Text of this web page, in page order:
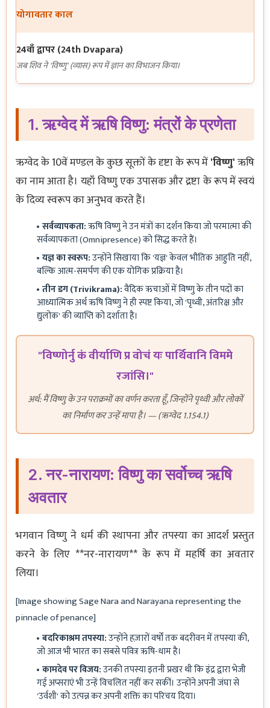
योगावतार काल
24वाँ द्वापर (24th Dvapara)
जब शिव ने 'विष्णु' (व्यास) रूप में ज्ञान का विभाजन किया।
1. ऋग्वेद में ऋषि विष्णु: मंत्रों के प्रणेता
ऋग्वेद के 10वें मण्डल के कुछ सूक्तों के दृष्टा के रूप में'विष्णु'ऋषि
का नाम आता है। यहाँ विष्णु एक उपासक और द्रष्टा के रूप में स्वयं
के दिव्य स्वरूप का अनुभव करते हैं।
सर्वव्यापकता:ऋषि विष्णु ने उन मंत्रों का दर्शन किया जो परमात्मा की
सर्वव्यापकता (Omnipresence) को सिद्ध करते हैं।
यज्ञ का स्वरूप:उन्होंने सिखाया कि 'यज्ञ' केवल भौतिक आहुति नहीं,
बल्कि आत्म-समर्पण की एक योगिक प्रक्रिया है।
तीन डग (Trivikrama):वैदिक ऋचाओं में विष्णु के तीन पदों का
आध्यात्मिक अर्थ ऋषि विष्णु ने ही स्पष्ट किया, जो 'पृथ्वी, अंतरिक्ष और
द्युलोक' की व्याप्ति को दर्शाता है।
"विष्णोर्नु कं वीर्याणि प्र वोचं यः पार्थिवानि विममे
रजांसि।"
अर्थ: मैं विष्णु के उन पराक्रमों का वर्णन करता हूँ, जिन्होंने पृथ्वी और लोकों
का निर्माण कर उन्हें मापा है। — (ऋग्वेद 1.154.1)
2. नर-नारायण: विष्णु का सर्वोच्च ऋषि
अवतार
भगवान विष्णु ने धर्म की स्थापना और तपस्या का आदर्श प्रस्तुत
करने के लिए **नर-नारायण** के रूप में महर्षि का अवतार
लिया।
[Image showing Sage Nara and Narayana representing the
pinnacle of penance]
बदरिकाश्रम तपस्या:उन्होंने हज़ारों वर्षों तक बदरीवन में तपस्या की,
जो आज भी भारत का सबसे पवित्र ऋषि-धाम है।
कामदेव पर विजय:उनकी तपस्या इतनी प्रखर थी कि इंद्र द्वारा भेजी
गई अप्सराएं भी उन्हें विचलित नहीं कर सकीं। उन्होंने अपनी जंघा से
'उर्वशी' को उत्पन्न कर अपनी शक्ति का परिचय दिया।